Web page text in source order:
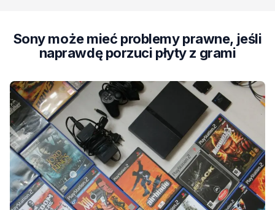
Sony może mieć problemy prawne, jeśli
naprawdę porzuci płyty z grami